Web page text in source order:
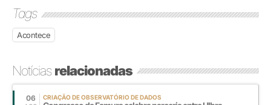
Tags
Acontece
Notíciasrelacionadas
06 CRIAÇÃO DE OBSERVATÓRIO DE DADOS